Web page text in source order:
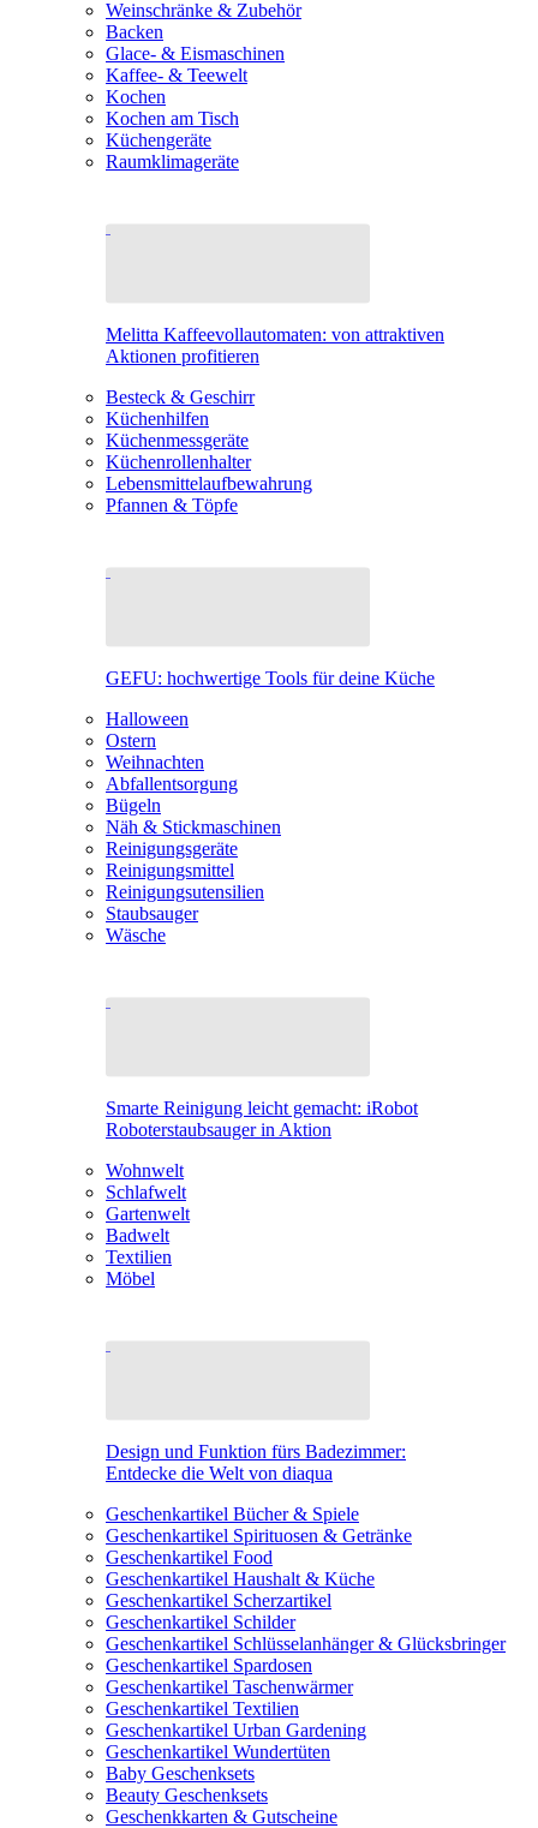
Weinschränke & Zubehör
Backen
Glace- & Eismaschinen
Kaffee- & Teewelt
Kochen
Kochen am Tisch
Küchengeräte
Raumklimageräte
Melitta Kaffeevollautomaten: von attraktiven
Aktionen profitieren
Besteck & Geschirr
Küchenhilfen
Küchenmessgeräte
Küchenrollenhalter
Lebensmittelaufbewahrung
Pfannen & Töpfe
GEFU: hochwertige Tools für deine Küche
Halloween
Ostern
Weihnachten
Abfallentsorgung
Bügeln
Näh & Stickmaschinen
Reinigungsgeräte
Reinigungsmittel
Reinigungsutensilien
Staubsauger
Wäsche
Smarte Reinigung leicht gemacht: iRobot
Roboterstaubsauger in Aktion
Wohnwelt
Schlafwelt
Gartenwelt
Badwelt
Textilien
Möbel
Design und Funktion fürs Badezimmer:
Entdecke die Welt von diaqua
Geschenkartikel Bücher & Spiele
Geschenkartikel Spirituosen & Getränke
Geschenkartikel Food
Geschenkartikel Haushalt & Küche
Geschenkartikel Scherzartikel
Geschenkartikel Schilder
Geschenkartikel Schlüsselanhänger & Glücksbringer
Geschenkartikel Spardosen
Geschenkartikel Taschenwärmer
Geschenkartikel Textilien
Geschenkartikel Urban Gardening
Geschenkartikel Wundertüten
Baby Geschenksets
Beauty Geschenksets
Geschenkkarten & Gutscheine